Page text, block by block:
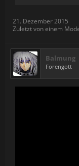
21. Dezember 2015
Zuletzt von einem
Balmung
Forengott